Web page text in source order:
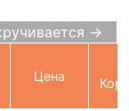
→
Цена